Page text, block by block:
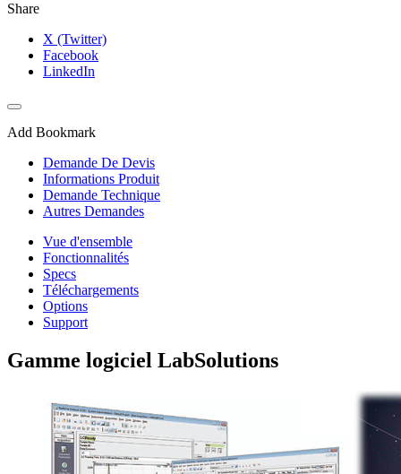
Share
X (Twitter)
Facebook
LinkedIn
Add Bookmark
Demande De Devis
Informations Produit
Demande Technique
Autres Demandes
Vue d'ensemble
Fonctionnalités
Specs
Téléchargements
Options
Support
Gamme logiciel LabSolutions